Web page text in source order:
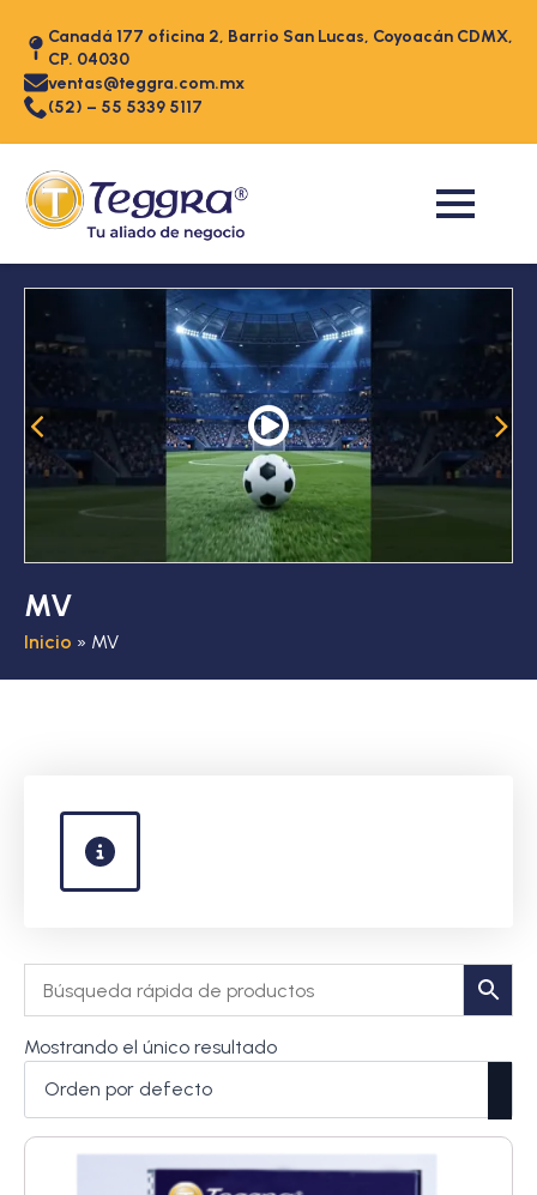
Canadá 177 oficina 2, Barrio San Lucas, Coyoacán CDMX,
CP. 04030
ventas@teggra.com.mx
(52) – 55 5339 5117
MV
Inicio » MV
Mostrando el único resultado